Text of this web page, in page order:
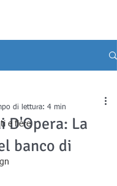
e fiere
D'Opera: La
banco di
di lettura: 4 min